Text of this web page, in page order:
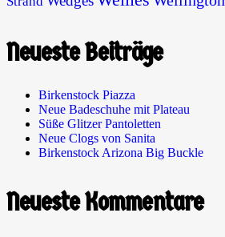
Neueste Beiträge
Birkenstock Piazza
Neue Badeschuhe mit Plateau
Süße Glitzer Pantoletten
Neue Clogs von Sanita
Birkenstock Arizona Big Buckle
Neueste Kommentare